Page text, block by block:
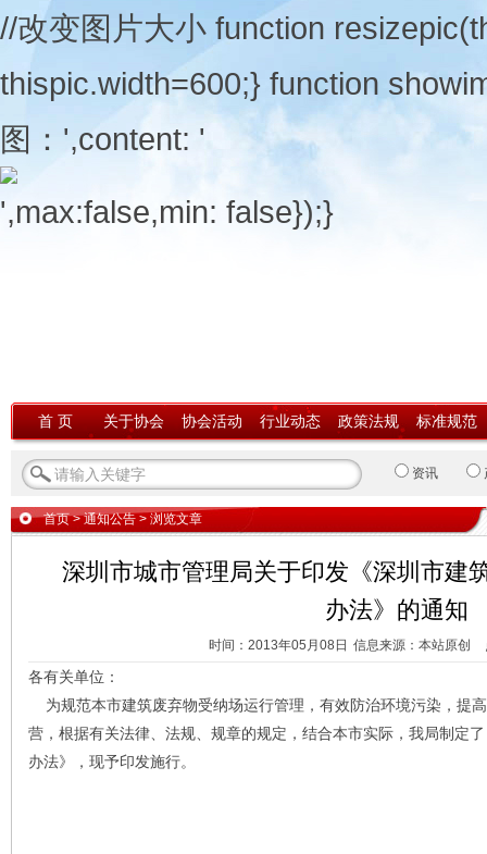
//改变图片大小 function
thispic.width=600;} function
图：',content: '
',max:false,min: false});}
首 页 关于协会 协会活动 行业动态 政策法规 标准规范
资讯
首页>通知公告 > 浏览文章
深圳市城市管理局关于印发《深圳市建
办法》的通知
时间：2013年05月08日 信息来源：本站原创
各有关单位：
为规范本市建筑废弃物受纳场运行管理，有效防治环境污染，提
营，根据有关法律、法规、规章的规定，结合本市实际，我局制定
办法》，现予印发施行。